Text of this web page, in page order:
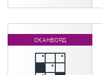
СКАНВОРД